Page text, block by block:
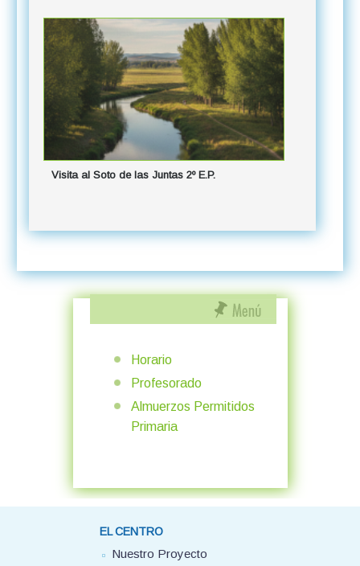
Visita al Soto de las Juntas 2º E.P.
Horario
Profesorado
Almuerzos Permitidos
Primaria
EL CENTRO
Nuestro Proyecto